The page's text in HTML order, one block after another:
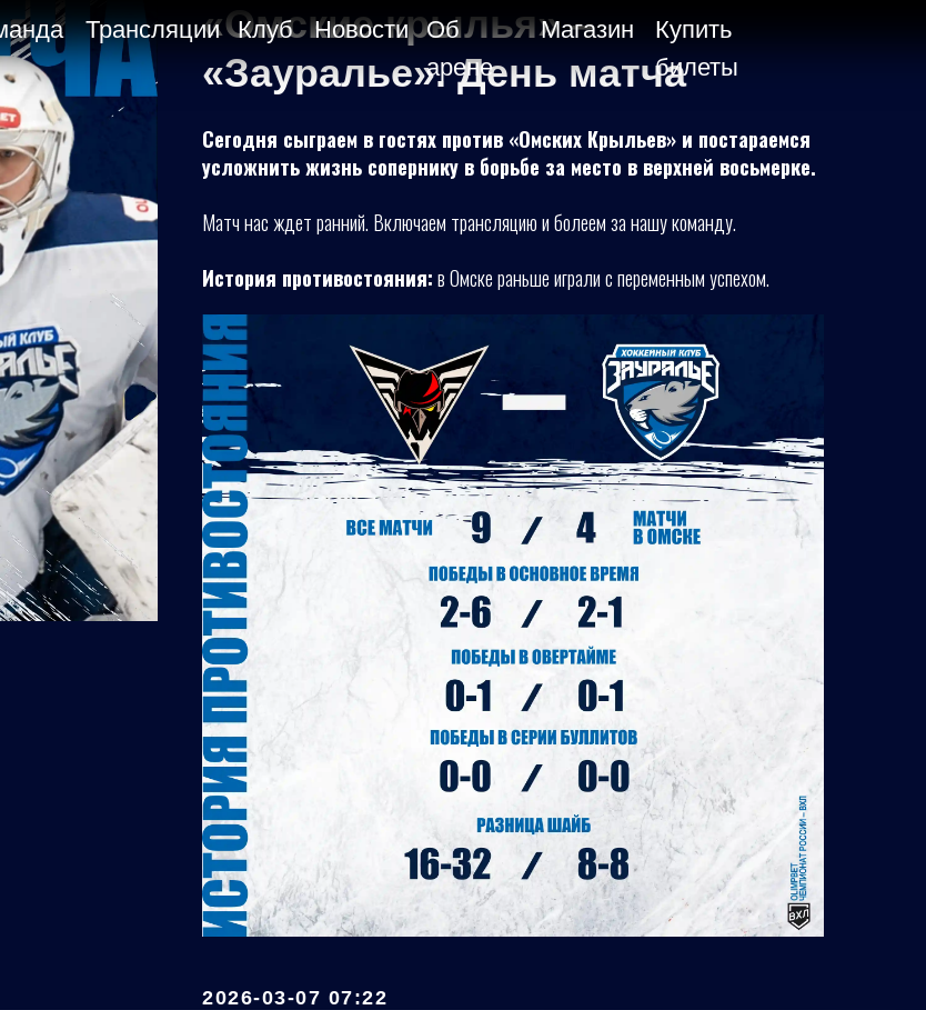
Трансляции Клуб Новости
Об
арене
Магазин
Купить
билеты
«Омские крылья» –
«Зауралье». День матча
Сегодня сыграем в гостях против «Омских Крыльев» и постараемся
усложнить жизнь сопернику в борьбе за место в верхней восьмерке.
Матч нас ждет ранний. Включаем трансляцию и болеем за нашу команду.
История противостояния:в Омске раньше играли с переменным успехом.
2026-03-07 07:22